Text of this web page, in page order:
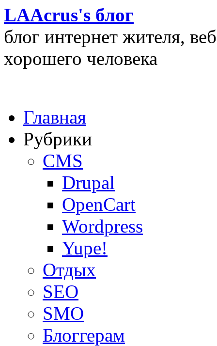
LAAcrus's блог
блог интернет жителя,
хорошего человека
Главная
Рубрики
CMS
Drupal
OpenCart
Wordpress
Yupe!
Oтдых
SEO
SMO
Блоггерам